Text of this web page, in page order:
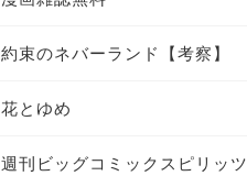
約束のネバーランド【考察】
花とゆめ
週刊ビッグコミックスピリッツ